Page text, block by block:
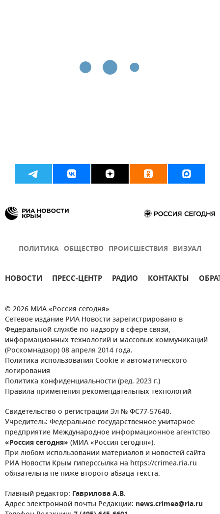
ПОЛИТИКА ОБЩЕСТВО ПРОИСШЕСТВИЯ ВИЗУАЛ
НОВОСТИ ПРЕСС-ЦЕНТР РАДИО КОНТАКТЫ
© 2026 МИА «Россия сегодня»
Сетевое издание РИА Новости зарегистрировано в
Федеральной службе по надзору в сфере связи,
информационных технологий и массовых коммуникаций
(Роскомнадзор) 08 апреля 2014 года.
Политика использования Cookie и автоматического
логирования
Политика конфиденциальности (ред. 2023 г.)
Правила применения рекомендательных технологий
Свидетельство о регистрации Эл № ФС77-57640.
Учредитель: Федеральное государственное унитарное
предприятие Международное информационное агентство
«Россия сегодня» (МИА «Россия сегодня»).
При любом использовании материалов и новостей сайта
РИА Новости Крым гиперссылка на https://crimea.ria.ru
обязательна не ниже второго абзаца текста.
Главный редактор: Гаврилова А.В.
Адрес электронной почты Редакции: news.crimea@ria.ru